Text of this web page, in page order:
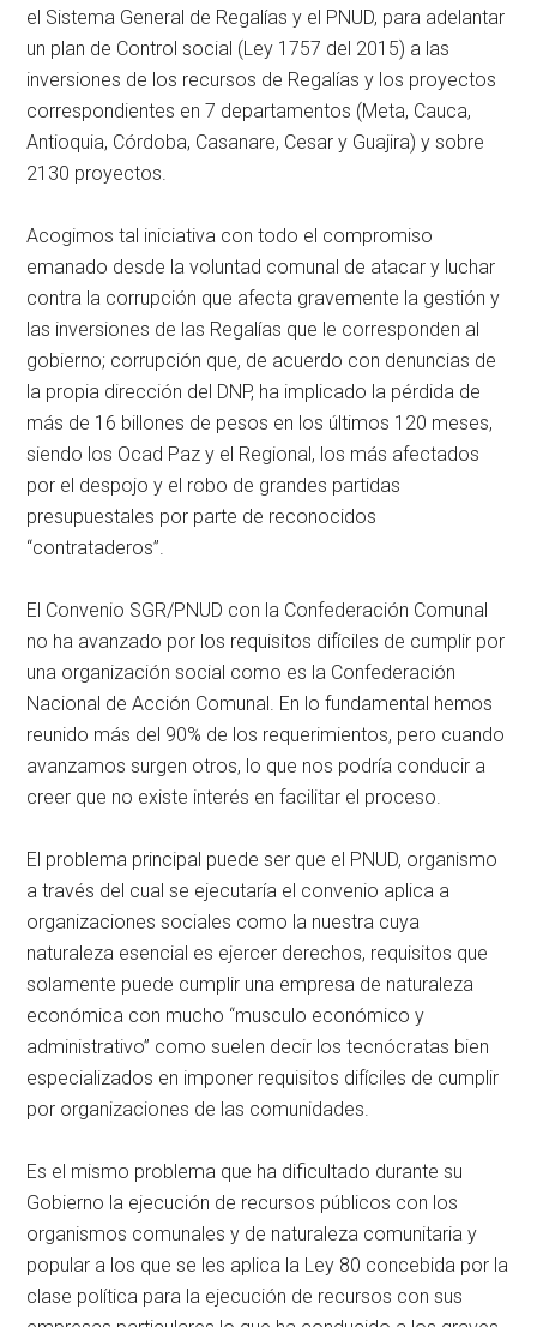
el Sistema General de Regalías y el PNUD, para adelantar
un plan de Control social (Ley 1757 del 2015) a las
inversiones de los recursos de Regalías y los proyectos
correspondientes en 7 departamentos (Meta, Cauca,
Antioquia, Córdoba, Casanare, Cesar y Guajira) y sobre
2130 proyectos.
Acogimos tal iniciativa con todo el compromiso
emanado desde la voluntad comunal de atacar y luchar
contra la corrupción que afecta gravemente la gestión y
las inversiones de las Regalías que le corresponden al
gobierno; corrupción que, de acuerdo con denuncias de
la propia dirección del DNP, ha implicado la pérdida de
más de 16 billones de pesos en los últimos 120 meses,
siendo los Ocad Paz y el Regional, los más afectados
por el despojo y el robo de grandes partidas
presupuestales por parte de reconocidos
“contrataderos”.
El Convenio SGR/PNUD con la Confederación Comunal
no ha avanzado por los requisitos difíciles de cumplir por
una organización social como es la Confederación
Nacional de Acción Comunal. En lo fundamental hemos
reunido más del 90% de los requerimientos, pero cuando
avanzamos surgen otros, lo que nos podría conducir a
creer que no existe interés en facilitar el proceso.
El problema principal puede ser que el PNUD, organismo
a través del cual se ejecutaría el convenio aplica a
organizaciones sociales como la nuestra cuya
naturaleza esencial es ejercer derechos, requisitos que
solamente puede cumplir una empresa de naturaleza
económica con mucho “musculo económico y
administrativo” como suelen decir los tecnócratas bien
especializados en imponer requisitos difíciles de cumplir
por organizaciones de las comunidades.
Es el mismo problema que ha dificultado durante su
Gobierno la ejecución de recursos públicos con los
organismos comunales y de naturaleza comunitaria y
popular a los que se les aplica la Ley 80 concebida por la
clase política para la ejecución de recursos con sus